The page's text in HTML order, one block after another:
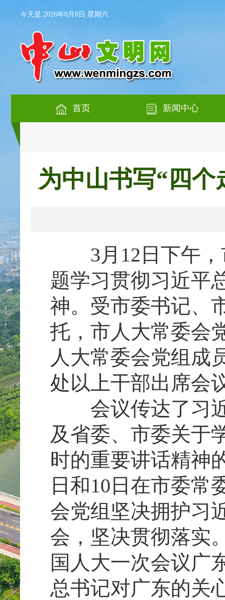
今天是 2026年8月8日 星期六
首页 新闻中心
为中山书写“四
3月12日下午，
题学习贯彻习近平
神。受市委书记、
托，市人大常委会
人大常委会党组成
处以上干部出席会
会议传达了习近
及省委、市委关于
时的重要讲话精神
日和10日在市委常
会党组坚决拥护习
会，坚决贯彻落实
国人大一次会议广
总书记对广东的关